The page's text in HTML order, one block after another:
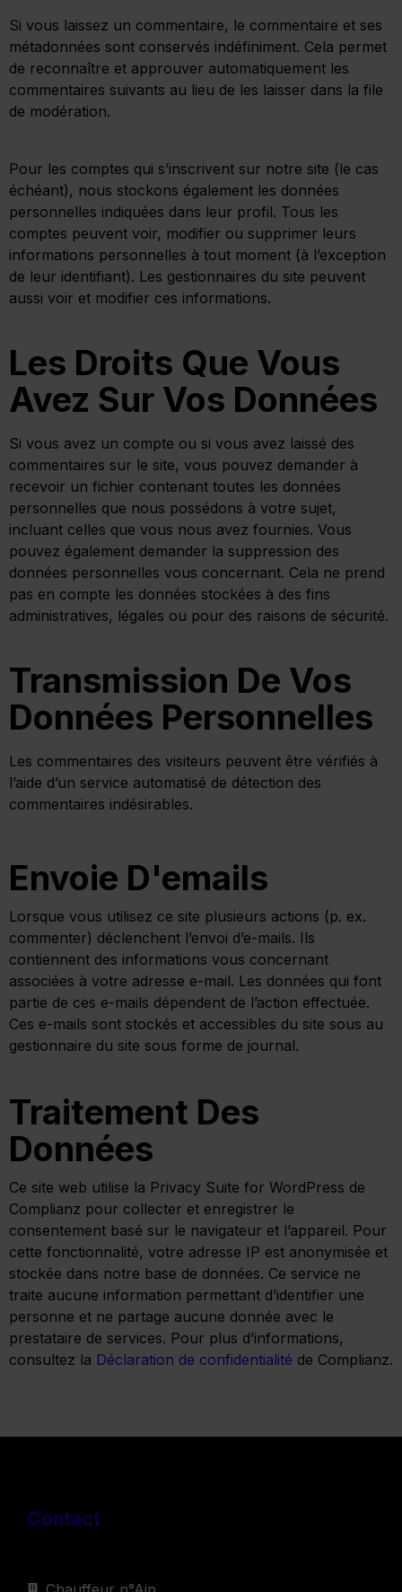
Si vous laissez un commentaire, le commentaire et ses
métadonnées sont conservés indéfiniment. Cela permet
de reconnaître et approuver automatiquement les
commentaires suivants au lieu de les laisser dans la file
de modération.
Pour les comptes qui s’inscrivent sur notre site (le cas
échéant), nous stockons également les données
personnelles indiquées dans leur profil. Tous les
comptes peuvent voir, modifier ou supprimer leurs
informations personnelles à tout moment (à l’exception
de leur identifiant). Les gestionnaires du site peuvent
aussi voir et modifier ces informations.
Les Droits Que Vous
Avez Sur Vos Données
Si vous avez un compte ou si vous avez laissé des
commentaires sur le site, vous pouvez demander à
recevoir un fichier contenant toutes les données
personnelles que nous possédons à votre sujet,
incluant celles que vous nous avez fournies. Vous
pouvez également demander la suppression des
données personnelles vous concernant. Cela ne prend
pas en compte les données stockées à des fins
administratives, légales ou pour des raisons de sécurité.
Transmission De Vos
Données Personnelles
Les commentaires des visiteurs peuvent être vérifiés à
l’aide d’un service automatisé de détection des
commentaires indésirables.
Envoie D'emails
Lorsque vous utilisez ce site plusieurs actions (p. ex.
commenter) déclenchent l’envoi d’e-mails. Ils
contiennent des informations vous concernant
associées à votre adresse e-mail. Les données qui font
partie de ces e-mails dépendent de l’action effectuée.
Ces e-mails sont stockés et accessibles du site sous au
gestionnaire du site sous forme de journal.
Traitement Des
Données
Ce site web utilise la Privacy Suite for WordPress de
Complianz pour collecter et enregistrer le
consentement basé sur le navigateur et l’appareil. Pour
cette fonctionnalité, votre adresse IP est anonymisée et
stockée dans notre base de données. Ce service ne
traite aucune information permettant d’identifier une
personne et ne partage aucune donnée avec le
prestataire de services. Pour plus d’informations,
consultez la Déclaration de confidentialité de Complianz.
Contact